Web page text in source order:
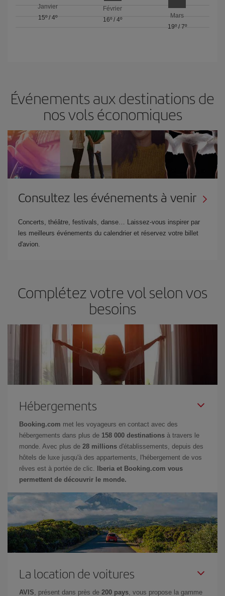
Janvier
15º/4º
Février
16º / 4º
Mars
19º/ 7º
Événements aux destinations de
nos vols économiques
Consultez les événements à venir
Concerts, théâtre, festivals, danse… Laissez-vous inspirer par
les meilleurs événements du calendrier et réservez votre billet
d'avion.
Complétez votre vol selon vos
besoins
Hébergements
Booking.com met les voyageurs en contact avec des
hébergements dans plus de 158 000 destinations à travers le
monde. Avec plus de 28 millions d'établissements, depuis des
hôtels de luxe jusqu'à des appartements, l'hébergement de vos
rêves est à portée de clic.
Iberia et Booking.com vous
permettent de découvrir le monde.
La location de voitures
AVIS , présent dans près de 200 pays , vous propose la gamme